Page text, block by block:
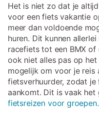
Het is niet zo dat je
voor een fiets vakantie
meer dan voldoende
huren. Dit kunnen
racefiets tot een BMX
ook niet alles pas op
mogelijk om voor je reis
fietsverhuurder, zodat
aankomt. Dit is vaak het
fietsreizen voor groepen.